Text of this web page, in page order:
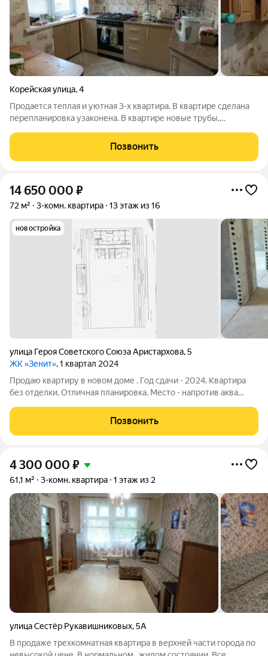
Корейская улица,4
Продается теплая и уютная 3-х квартира. В квартире сделана
перепланировка узаконена. В квартире новые трубы,
застеклен, остекление деревянное. В шаговой доступности
школы 135 и 11, и три детских
Позвонить
14 650 000 ₽
72 м² 3-комн. квартира 13 этаж из 16
новостройка
улица Героя Советского Союза Аристархова,5
ЖК «Зенит», 1 квартал 2024
Продаю квартиру в новом доме . Год сдачи - 2024. Квартира
без отделки. Отличная планировка. Место - напротив аква
школ, развивающих детских учреждений. Магазины, аптеки,
парк - все в шаговой
Позвонить
4 300 000 ₽
61,1 м² 3-комн. квартира 1 этаж из 2
улица Сестёр Рукавишниковых,5А
В продаже трехкомнатная квартира в верхней части города по